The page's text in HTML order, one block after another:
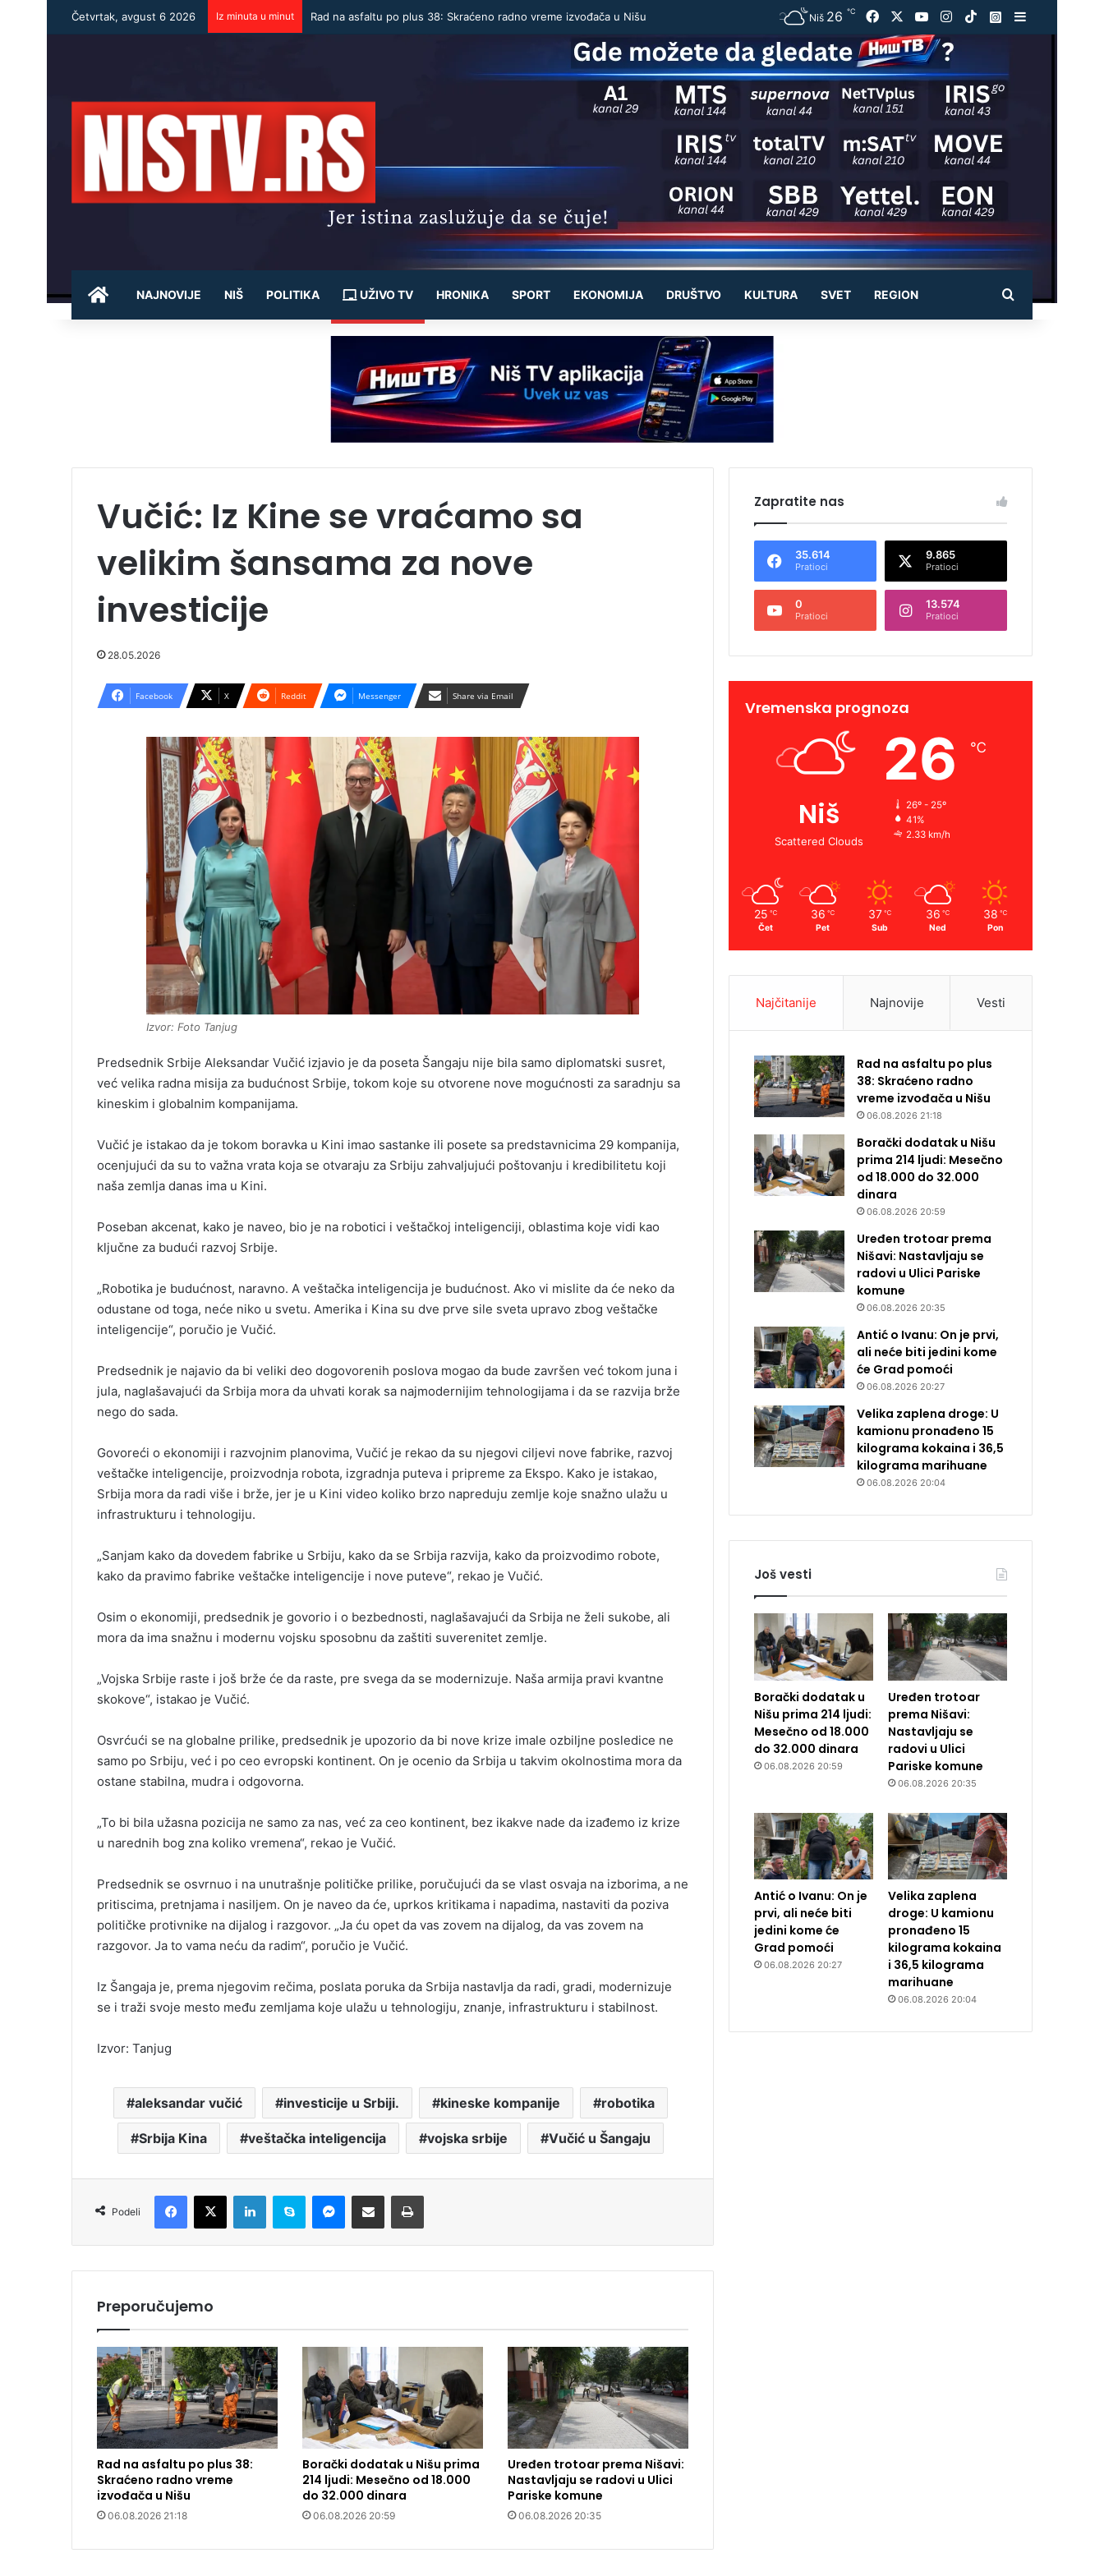
Četvrtak, avgust 6 2026 Iz minuta u minut Rad na asfaltu po plus 38: Skraćeno radno vreme izvođača u Nišu Niš 26 ℃ Facebook YouTubeInstagram
TikTokInstagram
POČETNA
NAJNOVIJE NIŠ POLITIKA UŽIVO TV HRONIKA SPORT EKONOMIJA DRUŠTVO KULTURA SVET REGION Pretraži
Vučić: Iz Kine se vraćamo sa
velikim šansama za nove
investicije
28.05.2026
Facebook X Reddit Messenger Share via Email
Izvor: Foto Tanjug
Predsednik Srbije Aleksandar Vučić izjavio je da poseta Šangaju nije bila samo diplomatski susret,
već velika radna misija za budućnost Srbije, tokom koje su otvorene nove mogućnosti za saradnju sa
kineskim i globalnim kompanijama.
Vučić je istakao da je tokom boravka u Kini imao sastanke ili posete sa predstavnicima 29 kompanija,
ocenjujući da su to važna vrata koja se otvaraju za Srbiju zahvaljujući poštovanju i kredibilitetu koji
naša zemlja danas ima u Kini.
Poseban akcenat, kako je naveo, bio je na robotici i veštačkoj inteligenciji, oblastima koje vidi kao
ključne za budući razvoj Srbije.
„Robotika je budućnost, naravno. A veštačka inteligencija je budućnost. Ako vi mislite da će neko da
odustane od toga, neće niko u svetu. Amerika i Kina su dve prve sile sveta upravo zbog veštačke
inteligencije“, poručio je Vučić.
Predsednik je najavio da bi veliki deo dogovorenih poslova mogao da bude završen već tokom juna i
jula, naglašavajući da Srbija mora da uhvati korak sa najmodernijim tehnologijama i da se razvija brže
nego do sada.
Govoreći o ekonomiji i razvojnim planovima, Vučić je rekao da su njegovi ciljevi nove fabrike, razvoj
veštačke inteligencije, proizvodnja robota, izgradnja puteva i pripreme za Ekspo. Kako je istakao,
Srbija mora da radi više i brže, jer je u Kini video koliko brzo napreduju zemlje koje snažno ulažu u
infrastrukturu i tehnologiju.
„Sanjam kako da dovedem fabrike u Srbiju, kako da se Srbija razvija, kako da proizvodimo robote,
kako da pravimo fabrike veštačke inteligencije i nove puteve“, rekao je Vučić.
Osim o ekonomiji, predsednik je govorio i o bezbednosti, naglašavajući da Srbija ne želi sukobe, ali
mora da ima snažnu i modernu vojsku sposobnu da zaštiti suverenitet zemlje.
„Vojska Srbije raste i još brže će da raste, pre svega da se modernizuje. Naša armija pravi kvantne
skokove“, istakao je Vučić.
Osvrćući se na globalne prilike, predsednik je upozorio da bi nove krize imale ozbiljne posledice ne
samo po Srbiju, već i po ceo evropski kontinent. On je ocenio da Srbija u takvim okolnostima mora da
ostane stabilna, mudra i odgovorna.
„To bi bila užasna pozicija ne samo za nas, već za ceo kontinent, bez ikakve nade da izađemo iz krize
u narednih bog zna koliko vremena“, rekao je Vučić.
Predsednik se osvrnuo i na unutrašnje političke prilike, poručujući da se vlast osvaja na izborima, a ne
pritiscima, pretnjama i nasiljem. On je naveo da će, uprkos kritikama i napadima, nastaviti da poziva
političke protivnike na dijalog i razgovor. „Ja ću opet da vas zovem na dijalog, da vas zovem na
razgovor. Ja to vama neću da radim“, poručio je Vučić.
Iz Šangaja je, prema njegovim rečima, poslata poruka da Srbija nastavlja da radi, gradi, modernizuje
se i traži svoje mesto među zemljama koje ulažu u tehnologiju, znanje, infrastrukturu i stabilnost.
Izvor: Tanjug
aleksandar vučić investicije u Srbiji. kineske kompanije robotika
Srbija Kina veštačka inteligencija vojska srbije Vučić u Šangaju
Podeli
Preporučujemo
Rad na asfaltu po plus 38:
Skraćeno radno vreme
izvođača u Nišu
06.08.2026 21:18
Borački dodatak u Nišu prima
214 ljudi: Mesečno od 18.000
do 32.000 dinara
06.08.2026 20:59
Uređen trotoar prema Nišavi:
Nastavljaju se radovi u Ulici
Pariske komune
06.08.2026 20:35
Zapratite nas
35.614
Pratioci
9.865
Pratioci
0
Pratioci
13.574
Pratioci
Vremenska prognoza
Niš
Scattered Clouds
26 ℃
26º - 25º
41%
2.33 km/h
25 ℃
Čet
36 ℃
Pet
37 ℃
Sub
36 ℃
Ned
38 ℃
Pon
Najčitanije Najnovije Vesti
Rad na asfaltu po plus
38: Skraćeno radno
vreme izvođača u Nišu
06.08.2026 21:18
Borački dodatak u Nišu
prima 214 ljudi: Mesečno
od 18.000 do 32.000
dinara
06.08.2026 20:59
Uređen trotoar prema
Nišavi: Nastavljaju se
radovi u Ulici Pariske
komune
06.08.2026 20:35
Antić o Ivanu: On je prvi,
ali neće biti jedini kome
će Grad pomoći
06.08.2026 20:27
Velika zaplena droge: U
kamionu pronađeno 15
kilograma kokaina i 36,5
kilograma marihuane
06.08.2026 20:04
Još vesti
Borački dodatak u
Nišu prima 214 ljudi:
Mesečno od 18.000
do 32.000 dinara
06.08.2026 20:59
Uređen trotoar
prema Nišavi:
Nastavljaju se
radovi u Ulici
Pariske komune
06.08.2026 20:35
Antić o Ivanu: On je
prvi, ali neće biti
jedini kome će
Grad pomoći
06.08.2026 20:27
Velika zaplena
droge: U kamionu
pronađeno 15
kilograma kokaina
i 36,5 kilograma
marihuane
06.08.2026 20:04